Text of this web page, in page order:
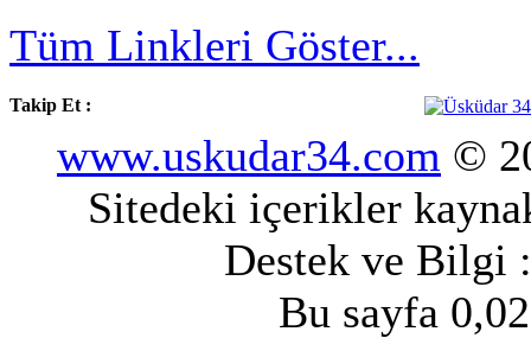
Tüm Linkleri Göster...
Takip Et :
www.uskudar34.com ©
Sitedeki içerikler
Destek ve Bilgi
Bu sayfa